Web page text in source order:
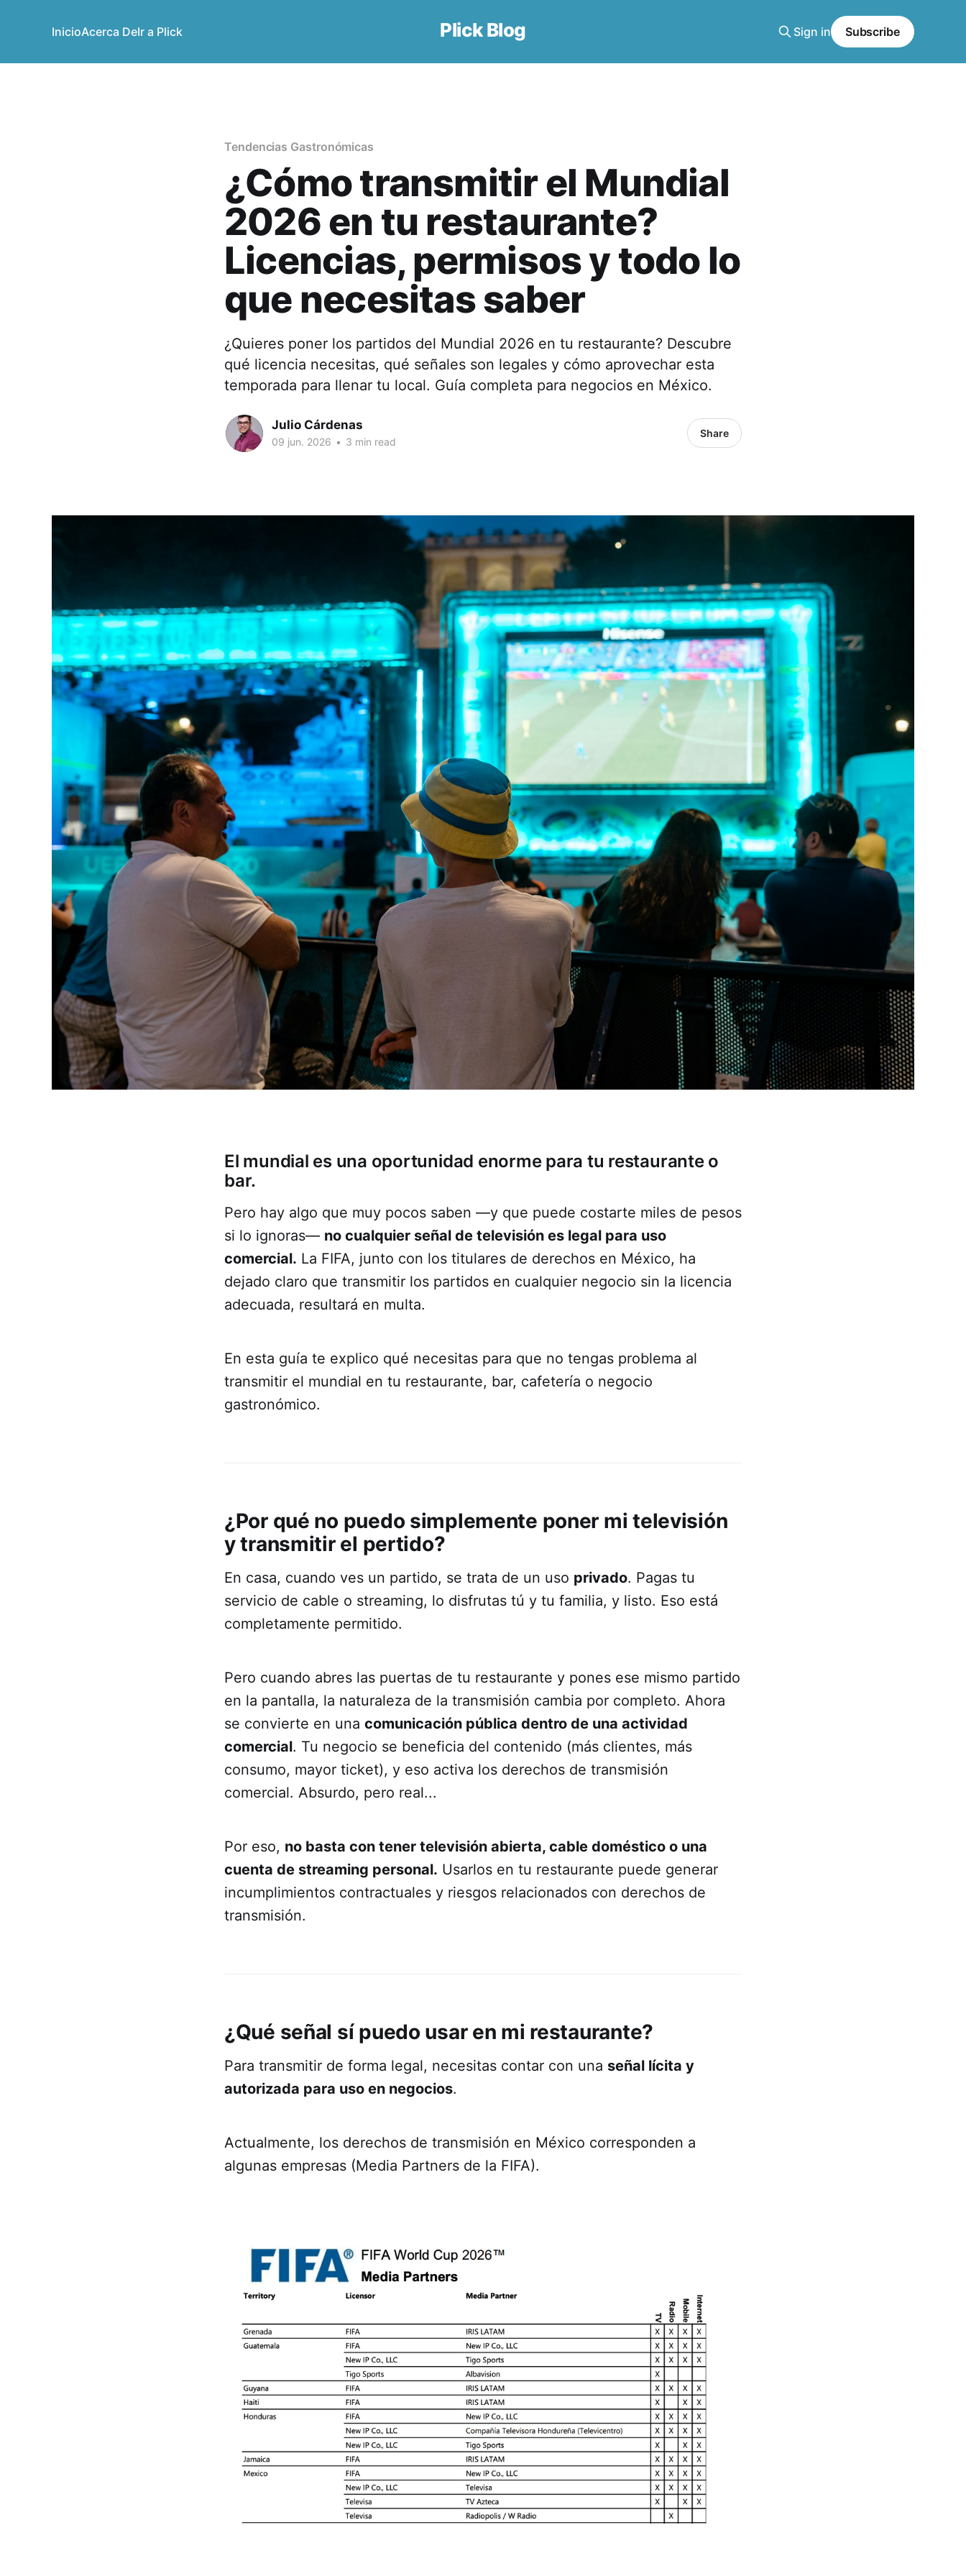
Plick Blog
InicioAcerca DeIr a Plick Sign in Subscribe
Tendencias Gastronómicas
¿Cómo transmitir el Mundial
2026 en tu restaurante?
Licencias, permisos y todo lo
que necesitas saber
¿Quieres poner los partidos del Mundial 2026 en tu restaurante? Descubre
qué licencia necesitas, qué señales son legales y cómo aprovechar esta
temporada para llenar tu local. Guía completa para negocios en México.
Julio Cárdenas
09 jun. 2026 • 3 min read
Share
El mundial es una oportunidad enorme para tu restaurante o
bar.
Pero hay algo que muy pocos saben —y que puede costarte miles de pesos
si lo ignoras— no cualquier señal de televisión es legal para uso
comercial. La FIFA, junto con los titulares de derechos en México, ha
dejado claro que transmitir los partidos en cualquier negocio sin la licencia
adecuada, resultará en multa.
En esta guía te explico qué necesitas para que no tengas problema al
transmitir el mundial en tu restaurante, bar, cafetería o negocio
gastronómico.
¿Por qué no puedo simplemente poner mi televisión
y transmitir el pertido?
En casa, cuando ves un partido, se trata de un uso privado. Pagas tu
servicio de cable o streaming, lo disfrutas tú y tu familia, y listo. Eso está
completamente permitido.
Pero cuando abres las puertas de tu restaurante y pones ese mismo partido
en la pantalla, la naturaleza de la transmisión cambia por completo. Ahora
se convierte en una comunicación pública dentro de una actividad
comercial. Tu negocio se beneficia del contenido (más clientes, más
consumo, mayor ticket), y eso activa los derechos de transmisión
comercial. Absurdo, pero real...
Por eso, no basta con tener televisión abierta, cable doméstico o una
cuenta de streaming personal. Usarlos en tu restaurante puede generar
incumplimientos contractuales y riesgos relacionados con derechos de
transmisión.
¿Qué señal sí puedo usar en mi restaurante?
Para transmitir de forma legal, necesitas contar con una señal lícita y
autorizada para uso en negocios.
Actualmente, los derechos de transmisión en México corresponden a
algunas empresas (Media Partners de la FIFA).